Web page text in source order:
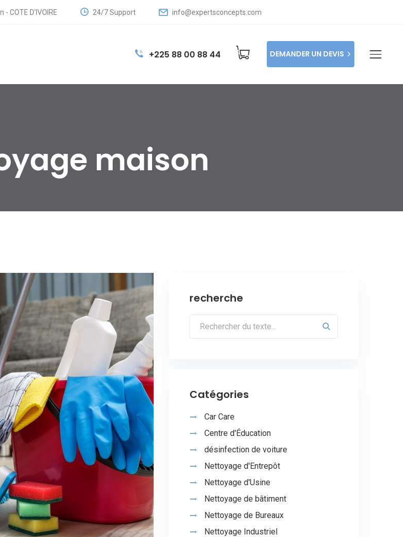
COTE D'IVOIRE 24/7 Support info@expertsconcepts.com
+225 88 00 88 44 DEMANDER UN DEVIS
maison
recherche
Catégories
Car Care
Centre d'Éducation
désinfection de voiture
Nettoyage d'Entrepôt
Nettoyage d'Usine
Nettoyage de bâtiment
Nettoyage de Bureaux
Nettoyage Industriel